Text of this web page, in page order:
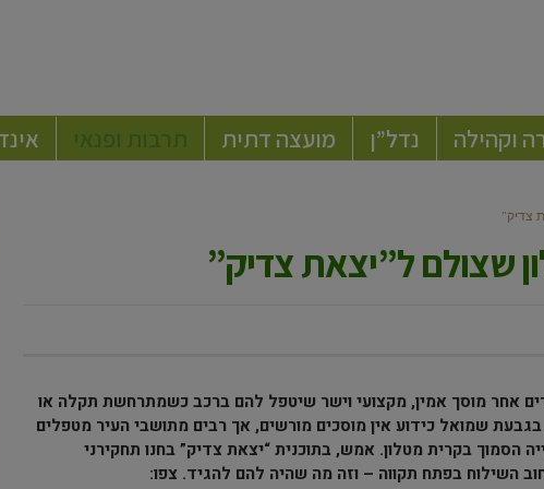
וקהילה נדל”ן מועצה דתית תרבות ופנאי
צדיק”
שצולם ל”יצאת צדיק”
אחר מוסך אמין, מקצועי וישר שיטפל להם ברכב כשמתרחשת תקלה או
שמואל כידוע אין מוסכים מורשים, אך רבים מתושבי העיר מטפלים
הסמוך בקרית מטלון. אמש, בתוכנית “יצאת צדיק” בחנו תחקירני
השילוח בפתח תקווה – וזה מה שהיה להם להגיד. צפו: